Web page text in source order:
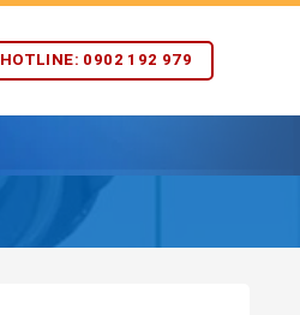
HOTLINE: 0902 192 979